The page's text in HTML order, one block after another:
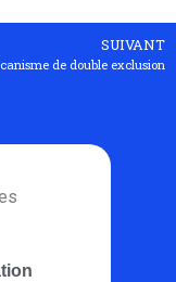
SUIVANT
de double exclusion